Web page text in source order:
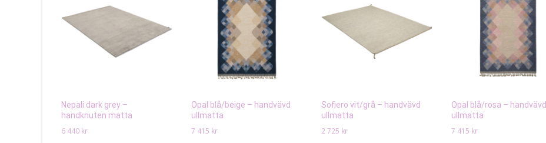
Nepali dark grey –
handknuten matta
6 440 kr
Opal blå/beige – handvävd
ullmatta
7 415 kr
Sofiero vit/grå – handvävd
ullmatta
2 725 kr
Opal blå/rosa – handvävd
ullmatta
7 415 kr